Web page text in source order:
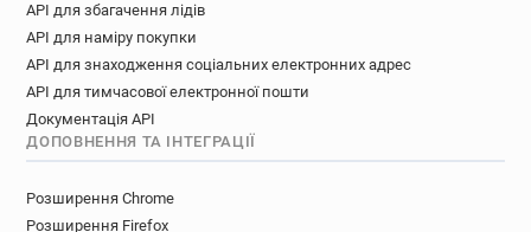
API для збагачення лідів
API для наміру покупки
API для знаходження соціальних електронних адрес
API для тимчасової електронної пошти
Документація API
ДОПОВНЕННЯ ТА ІНТЕГРАЦІЇ
Розширення Chrome
Розширення Firefox